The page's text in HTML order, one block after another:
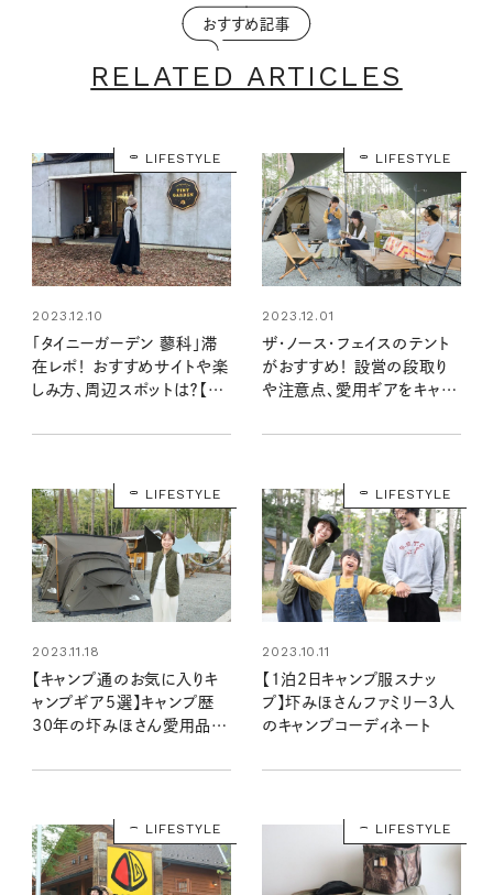
おすすめ記事
RELATED ARTICLES
LIFESTYLE
2023.12.10
「タイニーガーデン 蓼科」滞
在レポ！ おすすめサイトや楽
しみ方、周辺スポットは？【キ
場：長野】
LIFESTYLE
2023.12.01
ザ・ノース・フェイスのテント
がおすすめ！ 設営の段取り
や注意点、愛用ギアをキャン
LIFESTYLE
2023.11.18
【キャンプ通のお気に入りキ
ャンプギア5選】キャンプ歴
30年の圷みほさん愛用品を
LIFESTYLE
2023.10.11
【1泊2日キャンプ服スナッ
プ】圷みほさんファミリー3人
のキャンプコーディネート
LIFESTYLE LIFESTYLE